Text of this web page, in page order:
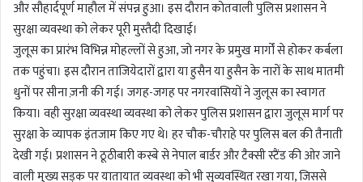
और सौहार्दपूर्ण माहौल में संपन्न हुआ। इस दौरान कोतवाली पुलिस प्रशासन ने
सुरक्षा व्यवस्था को लेकर पूरी मुस्तैदी दिखाई।
जुलूस का प्रारंभ विभिन्न मोहल्लों से हुआ, जो नगर के प्रमुख मार्गों से होकर कर्बला
तक पहुंचा। इस दौरान ताजियेदारों द्वारा या हुसैन या हुसैन के नारों के साथ मातमी
धुनों पर सीना ज़नी की गई। जगह-जगह पर नगरवासियों ने जुलूस का स्वागत
किया। वही सुरक्षा व्यवस्था व्यवस्था को लेकर पुलिस प्रशासन द्वारा जुलूस मार्ग पर
सुरक्षा के व्यापक इंतजाम किए गए थे। हर चौक-चौराहे पर पुलिस बल की तैनाती
देखी गई। प्रशासन ने ठूठीबारी कस्बे से नेपाल बार्डर और टैक्सी स्टैंड की ओर जाने
वाली मुख्य सड़क पर यातायात व्यवस्था को भी सुव्यवस्थित रखा गया, जिससे